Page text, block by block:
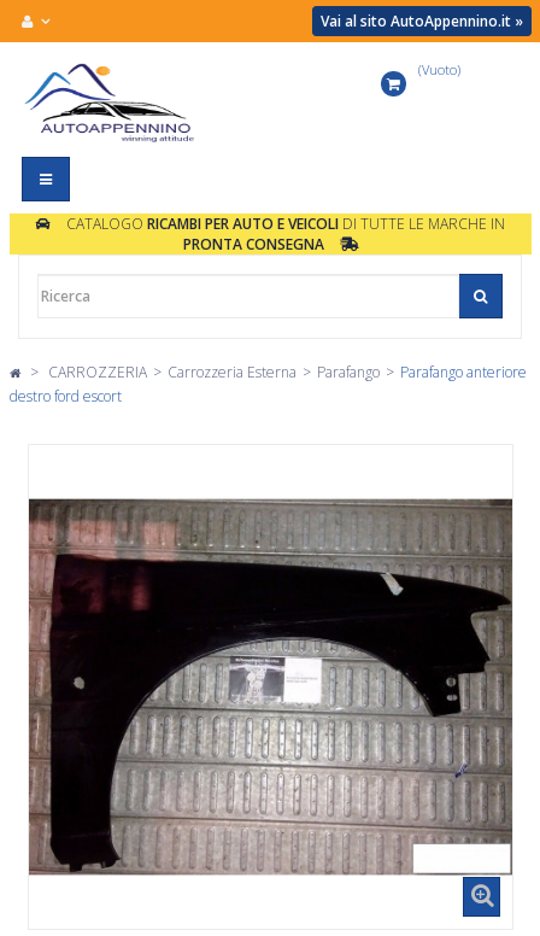
Vai al sito AutoAppennino.it »
Navigazione
Toggle
(Vuoto)
CATALOGO RICAMBI PER AUTO E VEICOLIDI TUTTE LE MARCHE IN
PRONTA CONSEGNA
> CARROZZERIA > Carrozzeria Esterna > Parafango > Parafango anteriore
destro ford escort